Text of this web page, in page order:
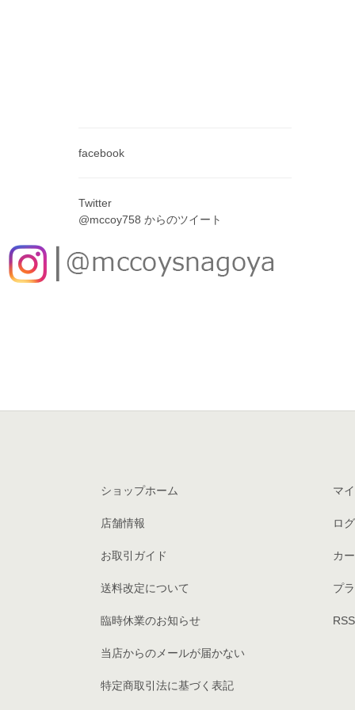
facebook
Twitter
@mccoy758 からのツイート
ショップホーム
店舗情報
お取引ガイド
送料改定について
臨時休業のお知らせ
当店からのメールが届かない
特定商取引法に基づく表記
マ
ロ
カ
プ
RSS